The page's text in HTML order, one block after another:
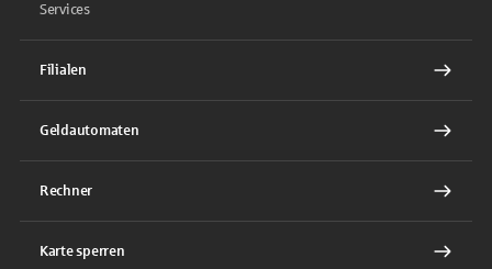
Services
Filialen
Geldautomaten
Rechner
Karte sperren